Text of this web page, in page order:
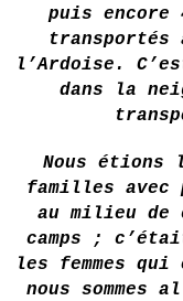
puis encore
transportés
l’Ardoise.
dans la
Nous étions
familles avec
au milieu de
camps ;
les femmes
nous sommes